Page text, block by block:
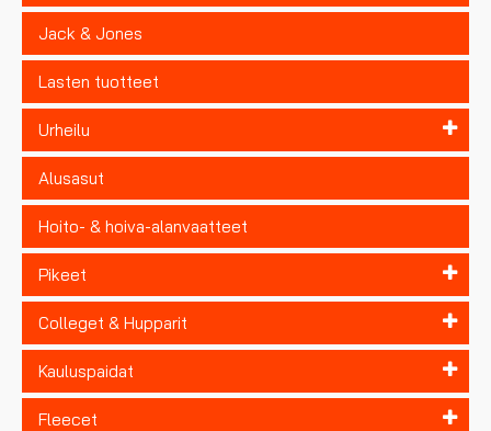
Jack & Jones
Lasten tuotteet
Urheilu
Alusasut
Hoito- & hoiva-alanvaatteet
Pikeet
Colleget & Hupparit
Kauluspaidat
Fleecet